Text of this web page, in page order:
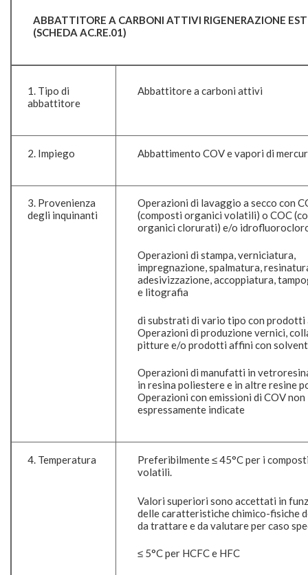
ABBATTITORE A CARBONI ATTIVI RIGENERAZIONE
(SCHEDA AC.RE.01)
1. Tipo di
abbattitore
Abbattitore a carboni attivi
2. Impiego Abbattimento COV e vapori di
3. Provenienza
degli inquinanti
Operazioni di lavaggio a secco con
(composti organici volatili) o COC
organici clorurati) e/o
Operazioni di stampa, verniciatura,
impregnazione, spalmatura,
adesivizzazione, accoppiatura,
e litografia
di substrati di vario tipo con prodotti
Operazioni di produzione vernici,
pitture e/o prodotti affini con
Operazioni di manufatti in
in resina poliestere e in altre resine
Operazioni con emissioni di COV non
espressamente indicate
4. Temperatura
Preferibilmente ≤ 45°C per i
volatili.
Valori superiori sono accettati in
delle caratteristiche chimico-fisiche
da trattare e da valutare per caso
≤ 5°C per HCFC e HFC